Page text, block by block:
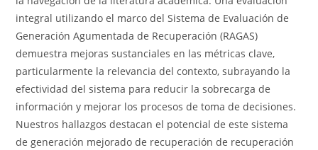
integral utilizando el marco del Sistema de Evaluación de
Generación Agumentada de Recuperación (RAGAS)
demuestra mejoras sustanciales en las métricas clave,
particularmente la relevancia del contexto, subrayando la
efectividad del sistema para reducir la sobrecarga de
información y mejorar los procesos de toma de decisiones.
Nuestros hallazgos destacan el potencial de este sistema
de generación mejorado de recuperación de recuperación